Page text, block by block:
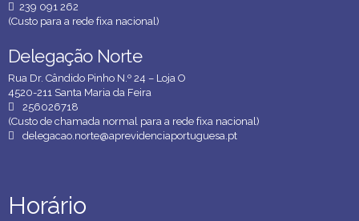
239 091 262
(Custo para a rede fixa nacional)
Delegação Norte
Delegação Norte
Rua Dr. Cândido Pinho N.º 24 – Loja O
4520-211 Santa Maria da Feira
256026718
(Custo de chamada normal para a rede fixa nacional)
delegacao.norte@aprevidenciaportuguesa.pt
Horário
Horário